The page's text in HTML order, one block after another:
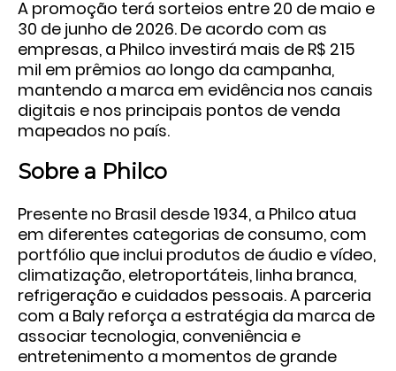
A promoção terá sorteios entre 20 de maio e
30 de junho de 2026. De acordo com as
empresas, a Philco investirá mais de R$ 215
mil em prêmios ao longo da campanha,
mantendo a marca em evidência nos canais
digitais e nos principais pontos de venda
mapeados no país.
Sobre a Philco
Presente no Brasil desde 1934, a Philco atua
em diferentes categorias de consumo, com
portfólio que inclui produtos de áudio e vídeo,
climatização, eletroportáteis, linha branca,
refrigeração e cuidados pessoais. A parceria
com a Baly reforça a estratégia da marca de
associar tecnologia, conveniência e
entretenimento a momentos de grande